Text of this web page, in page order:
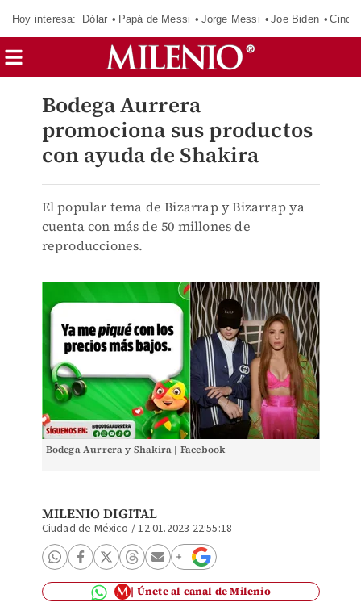
Hoy interesa: Dólar Papá de Messi Jorge Messi Joe Biden
Bodega Aurrera
promociona sus productos
con ayuda de Shakira
El popular tema de Bizarrap y Bizarrap ya
cuenta con más de 50 millones de
reproducciones.
Bodega Aurrera y Shakira | Facebook
MILENIO DIGITAL
Ciudad de México /12.01.2023 22:55:18
Únete al canal de Milenio